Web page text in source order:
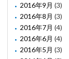
2016年9月 (3)
2016年8月 (3)
2016年7月 (4)
2016年6月 (4)
2016年5月 (3)